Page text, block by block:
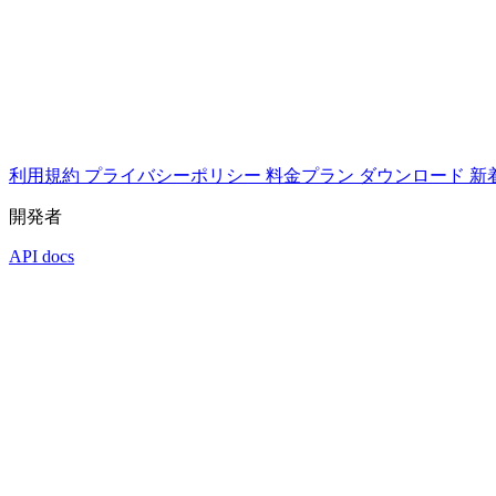
利用規約 プライバシーポリシー 料金プラン ダウンロード 新
開発者
API docs